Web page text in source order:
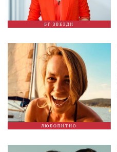
БГ ЗВЕЗДИ
ЛЮБОПИТНО